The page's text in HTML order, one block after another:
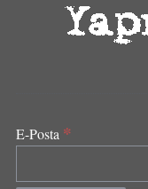
E-Posta *